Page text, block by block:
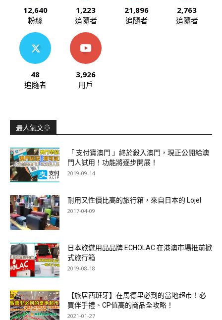
12,640
粉絲
1,223
追隨者
21,896
追隨者
2,763
追隨者
48
追隨者
3,926
用戶
最人氣文章
「 支付寶澳門 」終於殺入澳門，現正公開給澳
門人試用！功能將逐步開展！
2019-09-14
耐用又性價比高的旅行箱，來自日本的 Lojel
2017-04-09
日本旅遊用品品牌 ECHOLAC 在港澳市場推前掀
式旅行箱
2019-08-18
【旅居西班牙】在馬德里必到的當地超市！必
買伴手禮、CP值高的商品全攻略！
2021-01-27